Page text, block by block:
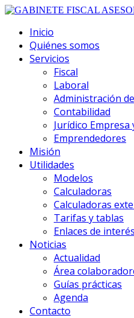
Inicio
Quiénes somos
Servicios
Fiscal
Laboral
Administración
Contabilidad
Jurídico
Emprendedores
Misión
Utilidades
Modelos
Calculadoras
Calculadoras
Tarifas y tablas
Enlaces de interés
Noticias
Actualidad
Área
Guías prácticas
Agenda
Contacto